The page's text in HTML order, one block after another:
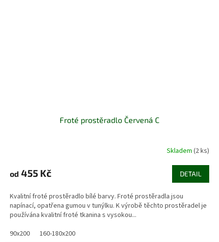
Froté prostěradlo Červená C
Skladem (2 ks)
od 455 Kč DETAIL
Kvalitní froté prostěradlo bílé barvy. Froté prostěradla jsou
napínací, opatřena gumou v tunýlku. K výrobě těchto prostěradel je
používána kvalitní froté tkanina s vysokou...
90x200
160-180x200